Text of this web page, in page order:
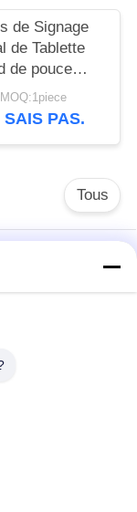
de Signage
de Tablette
de pouce
avec la
PAS.
Tous
à écran